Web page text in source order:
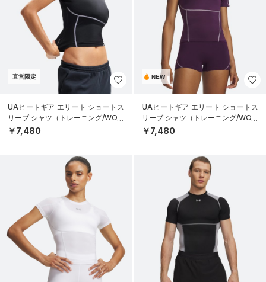
直営限定
UAヒートギア エリート ショートス
リーブ シャツ（トレーニング/WOM
EN）
￥7,480
NEW
UAヒートギア エリート ショートス
リーブ シャツ（トレーニング/WOM
EN）
￥7,480